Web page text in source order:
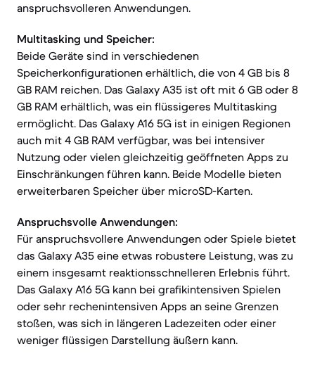
anspruchsvolleren Anwendungen.
Multitasking und Speicher:
Beide Geräte sind in verschiedenen
Speicherkonfigurationen erhältlich, die von 4 GB bis 8
GB RAM reichen. Das Galaxy A35 ist oft mit 6 GB oder 8
GB RAM erhältlich, was ein flüssigeres Multitasking
ermöglicht. Das Galaxy A16 5G ist in einigen Regionen
auch mit 4 GB RAM verfügbar, was bei intensiver
Nutzung oder vielen gleichzeitig geöffneten Apps zu
Einschränkungen führen kann. Beide Modelle bieten
erweiterbaren Speicher über microSD-Karten.
Anspruchsvolle Anwendungen:
Für anspruchsvollere Anwendungen oder Spiele bietet
das Galaxy A35 eine etwas robustere Leistung, was zu
einem insgesamt reaktionsschnelleren Erlebnis führt.
Das Galaxy A16 5G kann bei grafikintensiven Spielen
oder sehr rechenintensiven Apps an seine Grenzen
stoßen, was sich in längeren Ladezeiten oder einer
weniger flüssigen Darstellung äußern kann.